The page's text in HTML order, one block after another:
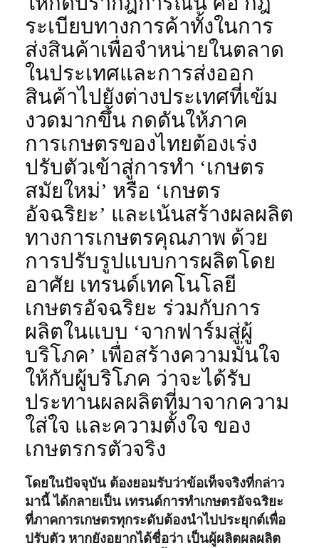
ระเบียบทางการค้าทั้งในการ
ส่งสินค้าเพื่อจำหน่ายในตลาด
ในประเทศและการส่งออก
สินค้าไปยังต่างประเทศที่เข้ม
งวดมากขึ้น กดดันให้ภาค
การเกษตรของไทยต้องเร่ง
ปรับตัวเข้าสู่การทำ ‘เกษตร
สมัยใหม่’ หรือ ‘เกษตร
อัจฉริยะ’ และเน้นสร้างผลผลิต
ทางการเกษตรคุณภาพ ด้วย
การปรับรูปแบบการผลิตโดย
อาศัย เทรนด์เทคโนโลยี
เกษตรอัจฉริยะ ร่วมกับการ
ผลิตในแบบ ‘จากฟาร์มสู่ผู้
บริโภค’ เพื่อสร้างความมั่นใจ
ให้กับผู้บริโภค ว่าจะได้รับ
ประทานผลผลิตที่มาจากความ
ใส่ใจ และความตั้งใจ ของ
เกษตรกรตัวจริง
โดยในปัจจุบัน ต้องยอมรับว่าข้อเท็จจริงที่กล่าว
มานี้ ได้กลายเป็น เทรนด์การทำเกษตรอัจฉริยะ
ที่ภาคการเกษตรทุกระดับต้องนำไปประยุกต์เพื่อ
ปรับตัว หากยังอยากได้ชื่อว่า เป็นผู้ผลิตผลผลิต